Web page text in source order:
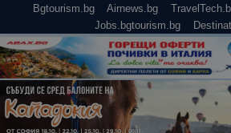
Bgtourism.bg Airnews.bg
Jobs.bgtourism.bg